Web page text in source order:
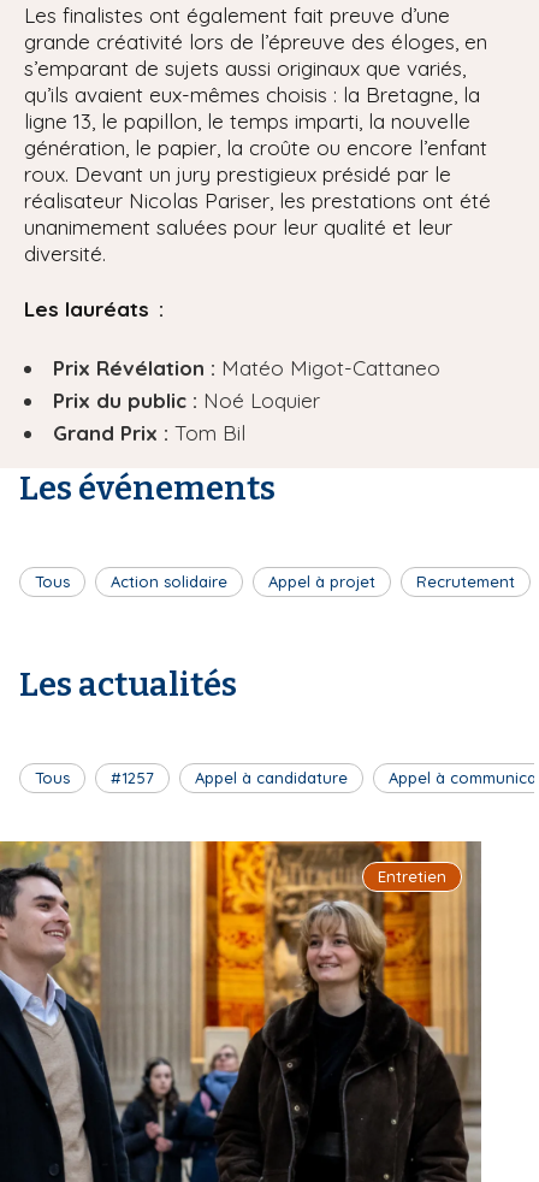
Les finalistes ont également fait preuve d’une
grande créativité lors de l’épreuve des éloges, en
s’emparant de sujets aussi originaux que variés,
qu’ils avaient eux-mêmes choisis : la Bretagne, la
ligne 13, le papillon, le temps imparti, la nouvelle
génération, le papier, la croûte ou encore l’enfant
roux. Devant un jury prestigieux présidé par le
réalisateur Nicolas Pariser, les prestations ont été
unanimement saluées pour leur qualité et leur
diversité.
Les lauréats :
Prix Révélation : Matéo Migot-Cattaneo
Prix du public : Noé Loquier
Grand Prix : Tom Bil
Les événements
Tous Action solidaire Appel à projet Recrutement
Les actualités
Tous #1257 Appel à candidature Appel à
Entretien